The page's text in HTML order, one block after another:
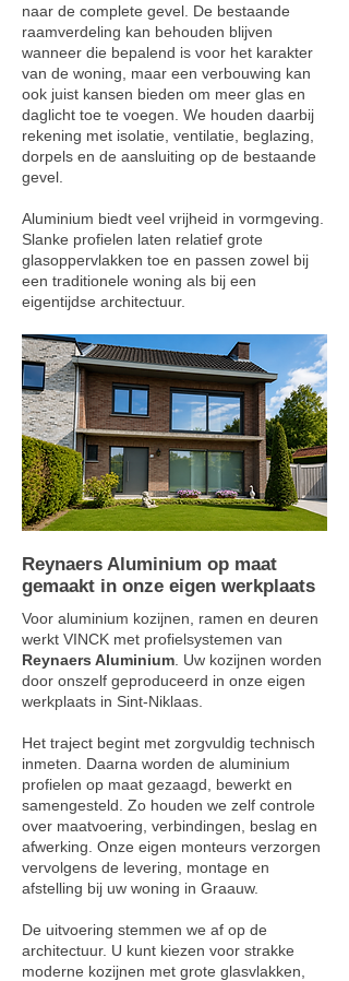
naar de complete gevel. De bestaande
raamverdeling kan behouden blijven
wanneer die bepalend is voor het karakter
van de woning, maar een verbouwing kan
ook juist kansen bieden om meer glas en
daglicht toe te voegen. We houden daarbij
rekening met isolatie, ventilatie, beglazing,
dorpels en de aansluiting op de bestaande
gevel.
Aluminium biedt veel vrijheid in vormgeving.
Slanke profielen laten relatief grote
glasoppervlakken toe en passen zowel bij
een traditionele woning als bij een
eigentijdse architectuur.
Reynaers Aluminium op maat
gemaakt in onze eigen werkplaats
Voor aluminium kozijnen, ramen en deuren
werkt VINCK met profielsystemen van
Reynaers Aluminium . Uw kozijnen worden
door onszelf geproduceerd in onze eigen
werkplaats in Sint-Niklaas.
Het traject begint met zorgvuldig technisch
inmeten. Daarna worden de aluminium
profielen op maat gezaagd, bewerkt en
samengesteld. Zo houden we zelf controle
over maatvoering, verbindingen, beslag en
afwerking. Onze eigen monteurs verzorgen
vervolgens de levering, montage en
afstelling bij uw woning in Graauw.
De uitvoering stemmen we af op de
architectuur. U kunt kiezen voor strakke
moderne kozijnen met grote glasvlakken,